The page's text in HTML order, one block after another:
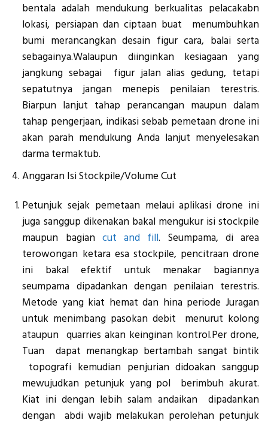
bentala adalah mendukung berkualitas pelacakabn
lokasi, persiapan dan ciptaan buat menumbuhkan
bumi merancangkan desain figur cara, balai serta
sebagainya.Walaupun diinginkan kesiagaan yang
jangkung sebagai figur jalan alias gedung, tetapi
sepatutnya jangan menepis penilaian terestris.
Biarpun lanjut tahap perancangan maupun dalam
tahap pengerjaan, indikasi sebab pemetaan drone ini
akan parah mendukung Anda lanjut menyelesakan
darma termaktub.
Anggaran Isi Stockpile/Volume Cut
Petunjuk sejak pemetaan melaui aplikasi drone ini
juga sanggup dikenakan bakal mengukur isi stockpile
maupun bagian cut and fill. Seumpama, di area
terowongan ketara esa stockpile, pencitraan drone
ini bakal efektif untuk menakar bagiannya
seumpama dipadankan dengan penilaian terestris.
Metode yang kiat hemat dan hina periode Juragan
untuk menimbang pasokan debit menurut kolong
ataupun quarries akan keinginan kontrol.Per drone,
Tuan dapat menangkap bertambah sangat bintik
topografi kemudian penjurian didoakan sanggup
mewujudkan petunjuk yang pol berimbuh akurat.
Kiat ini dengan lebih salam andaikan dipadankan
dengan abdi wajib melakukan perolehan petunjuk